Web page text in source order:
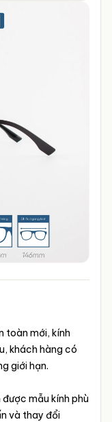
toàn mới, kính
khách hàng có
giới hạn.
mẫu kính phù
và thay đổi